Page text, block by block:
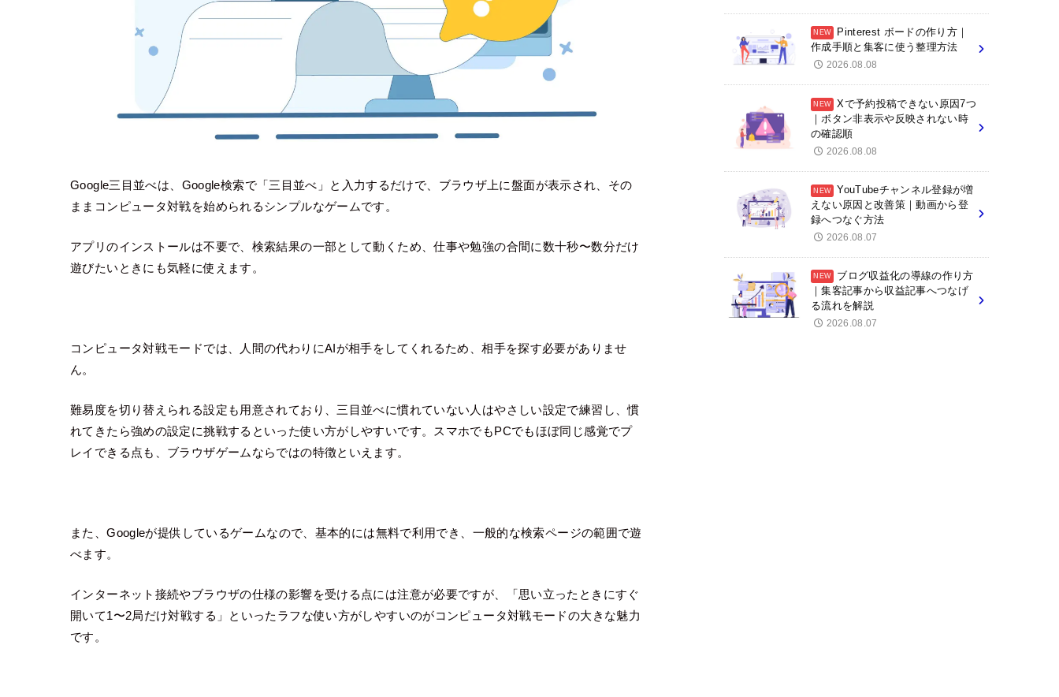
Google三目並べは、Google検索で「三目並べ」と入力するだけで、ブラウザ上に盤面が表示され、その
ままコンピュータ対戦を始められるシンプルなゲームです。
アプリのインストールは不要で、検索結果の一部として動くため、仕事や勉強の合間に数十秒〜数分だけ
遊びたいときにも気軽に使えます。
コンピュータ対戦モードでは、人間の代わりにAIが相手をしてくれるため、相手を探す必要がありませ
ん。
難易度を切り替えられる設定も用意されており、三目並べに慣れていない人はやさしい設定で練習し、慣
れてきたら強めの設定に挑戦するといった使い方がしやすいです。スマホでもPCでもほぼ同じ感覚でプ
レイできる点も、ブラウザゲームならではの特徴といえます。
また、Googleが提供しているゲームなので、基本的には無料で利用でき、一般的な検索ページの範囲で遊
べます。
インターネット接続やブラウザの仕様の影響を受ける点には注意が必要ですが、「思い立ったときにすぐ
開いて1〜2局だけ対戦する」といったラフな使い方がしやすいのがコンピュータ対戦モードの大きな魅力
です。
Pinterest ボードの作り方｜
作成手順と集客に使う整理方法
2026.08.08
Xで予約投稿できない原因7つ
｜ボタン非表示や反映されない時
の確認順
2026.08.08
YouTubeチャンネル登録が増
えない原因と改善策｜動画から登
録へつなぐ方法
2026.08.07
ブログ収益化の導線の作り方
｜集客記事から収益記事へつなげ
る流れを解説
2026.08.07